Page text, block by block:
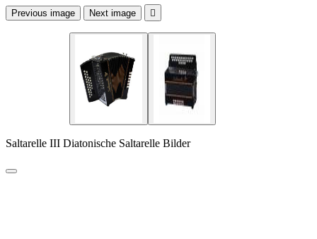
Previous image Next image 
Saltarelle III Diatonische Saltarelle Bilder